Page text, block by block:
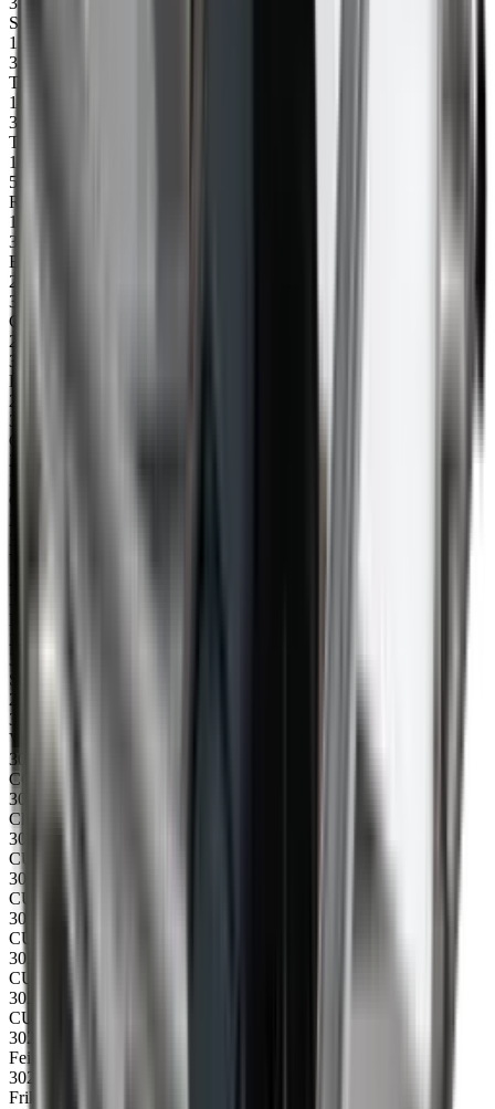
Seite rechts 3300
17
31051
Trommel
18
31052
Trommelmotor einschl Stecker
18
50340
Rad 20x75 (1 Stück)
19
30246
Einsatz für Steuerung, links (145 mm)
20
31080
CU Steuerung 240V
20
31081
BASIC Steuerung 240V
20
31084
CU Steuerung 110V
20
31085
CU Steuerung 110V BASIC
Verbindungsstück mit Loch für Gabelstapler
Bodenplatte 2135mm mit Löcher
31044
Schiene oben 2345 mm
25
31060
Verbindungsstück
30053
CCU/CU Verlängerungskabel für Serienschaltung
30213
Click-on für Trichter/Fahrgestell
30227
CU/CCU Steckdose IN
30228
CU/CCU Steckdose AUS
30229
CU/CCU Not-Aus komplett
30232
CU/CCU Richtungsschalter (vorwärts/rückwärts)
30234
CU/CCU Steuerung der Geschwindigkeit - komplett
30235
Feinsicherung 63mA für CU/CCU Steurung
30250
Friktionsband für Trommelmotor